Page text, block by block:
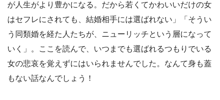
が人生がより豊かになる。だから若くてかわいいだけの女
はセフレにされても、結婚相手には選ばれない」「そうい
う同類婚を経た人たちが、ニューリッチという層になって
いく」。ここを読んで、いつまでも選ばれるつもりでいる
女の悲哀を覚えずにはいられませんでした。なんて身も蓋
もない話なんでしょう！